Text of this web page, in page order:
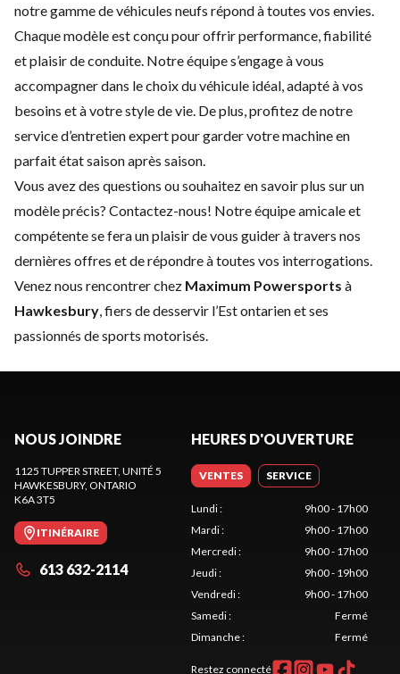
notre gamme de véhicules neufs répond à toutes vos envies.
Chaque modèle est conçu pour offrir performance, fiabilité
et plaisir de conduite. Notre équipe s’engage à vous
accompagner dans le choix du véhicule idéal, adapté à vos
besoins et à votre style de vie. De plus, profitez de notre
service d’entretien expertpour garder votre machine en
parfait état saison après saison.
Vous avez des questions ou souhaitez en savoir plus sur un
modèle précis? Contactez-nous! Notre équipe amicale et
compétente se fera un plaisir de vous guider à travers nos
dernières offres et de répondre à toutes vos interrogations.
Venez nous rencontrer chez Maximum Powersports à
Hawkesbury , fiers de desservir l’Est ontarien et ses
passionnés de sports motorisés.
NOUS JOINDRE
1125 TUPPER STREET, UNITÉ 5
HAWKESBURY, ONTARIO
K6A 3T5
ITINÉRAIRE
613 632-2114
HEURES D'OUVERTURE
VENTES SERVICE
Lundi:
9h00 - 17h00
Mardi:
9h00 - 17h00
Mercredi:
9h00 - 17h00
Jeudi:
9h00 - 19h00
Vendredi:
9h00 - 17h00
Samedi:
Fermé
Dimanche: Fermé
Restez connecté